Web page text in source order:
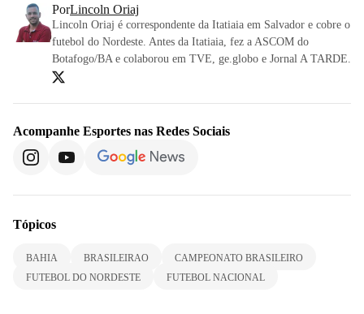
PorLincoln Oriaj
Lincoln Oriaj é correspondente da Itatiaia em Salvador e cobre o
futebol do Nordeste. Antes da Itatiaia, fez a ASCOM do
Botafogo/BA e colaborou em TVE, ge.globo e Jornal A TARDE.
Acompanhe Esportes nas Redes Sociais
Tópicos
BAHIA BRASILEIRAO
CAMPEONATO BRASILEIRO
FUTEBOL DO NORDESTE
FUTEBOL NACIONAL